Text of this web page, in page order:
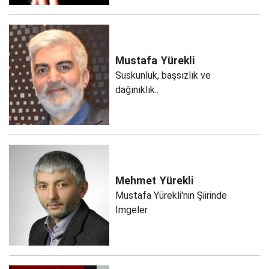
Mustafa Yürekli
Suskunluk, başsızlık ve
dağınıklık..
Mehmet Yürekli
Mustafa Yürekli'nin Şiirinde
İmgeler